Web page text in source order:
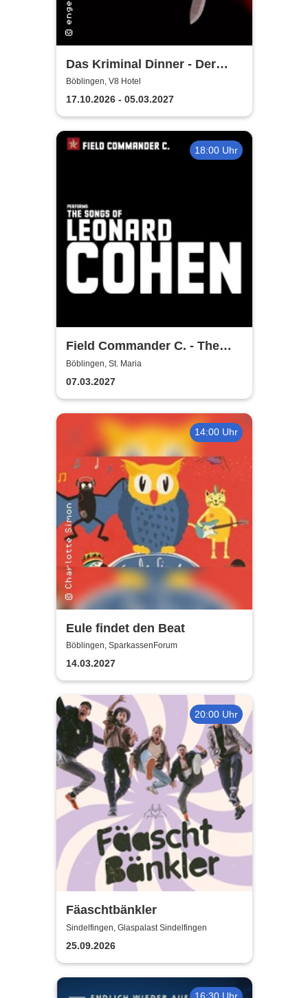
Das Kriminal Dinner - Der
letzte Joint der Marie Juana
Böblingen, V8 Hotel
17.10.2026 - 05.03.2027
18:00 Uhr
Field Commander C. - The
Songs of Leonard Cohen
Böblingen, St. Maria
07.03.2027
14:00 Uhr
Eule findet den Beat
Böblingen, SparkassenForum
14.03.2027
20:00 Uhr
Fäaschtbänkler
Sindelfingen, Glaspalast Sindelfingen
25.09.2026